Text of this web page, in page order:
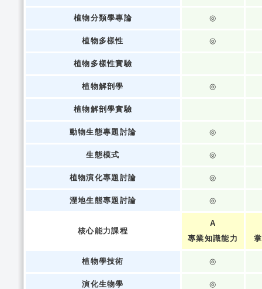
植物分類學專論 ◎
植物多樣性 ◎
植物多樣性實驗
植物解剖學 ◎
植物解剖學實驗
動物生態專題討論 ◎
生態模式 ◎
植物演化專題討論 ◎
溼地生態專題討論 ◎
核心能力課程
A
專業知識能力
植物學技術 ◎
演化生物學 ◎